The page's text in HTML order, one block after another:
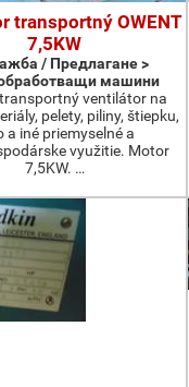
transportný OWENT
7,5KW
/ Предлагане >
машини
ventilátor na
pelety, piliny, štiepku,
a iné priemyselné a
využitie. Motor
7,5KW. …